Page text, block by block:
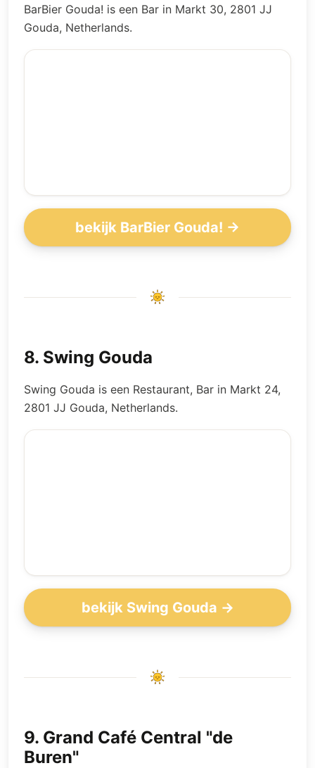
BarBier Gouda! is een Bar in Markt 30, 2801 JJ
Gouda, Netherlands.
bekijk BarBier Gouda! →
8. Swing Gouda
Swing Gouda is een Restaurant, Bar in Markt 24,
2801 JJ Gouda, Netherlands.
bekijk Swing Gouda →
9. Grand Café Central "de
Buren"